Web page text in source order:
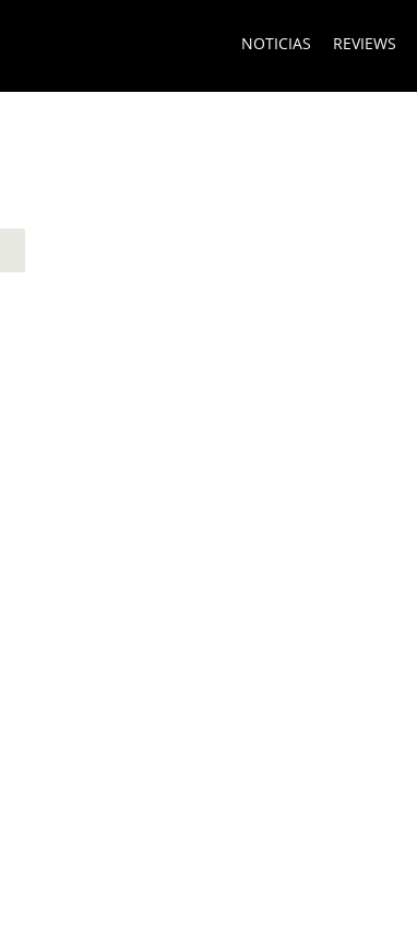
NOTICIAS REVIEWS